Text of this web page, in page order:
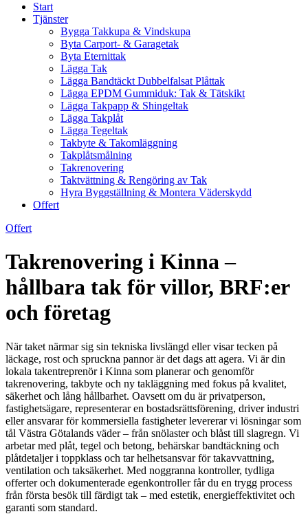
Start
Tjänster
Bygga Takkupa & Vindskupa
Byta Carport- & Garagetak
Byta Eternittak
Lägga Tak
Lägga Bandtäckt Dubbelfalsat Plåttak
Lägga EPDM Gummiduk: Tak & Tätskikt
Lägga Takpapp & Shingeltak
Lägga Takplåt
Lägga Tegeltak
Takbyte & Takomläggning
Takplåtsmålning
Takrenovering
Taktvättning & Rengöring av Tak
Hyra Byggställning & Montera Väderskydd
Offert
Offert
Takrenovering i Kinna –
hållbara tak för villor, BRF:er
och företag
När taket närmar sig sin tekniska livslängd eller visar tecken på
läckage, rost och spruckna pannor är det dags att agera. Vi är din
lokala takentreprenör i Kinna som planerar och genomför
takrenovering, takbyte och ny takläggning med fokus på kvalitet,
säkerhet och lång hållbarhet. Oavsett om du är privatperson,
fastighetsägare, representerar en bostadsrättsförening, driver industri
eller ansvarar för kommersiella fastigheter levererar vi lösningar som
tål Västra Götalands väder – från snölaster och blåst till slagregn. Vi
arbetar med plåt, tegel och betong, behärskar bandtäckning och
plåtdetaljer i toppklass och tar helhetsansvar för takavvattning,
ventilation och taksäkerhet. Med noggranna kontroller, tydliga
offerter och dokumenterade egenkontroller får du en trygg process
från första besök till färdigt tak – med estetik, energieffektivitet och
garanti som standard.